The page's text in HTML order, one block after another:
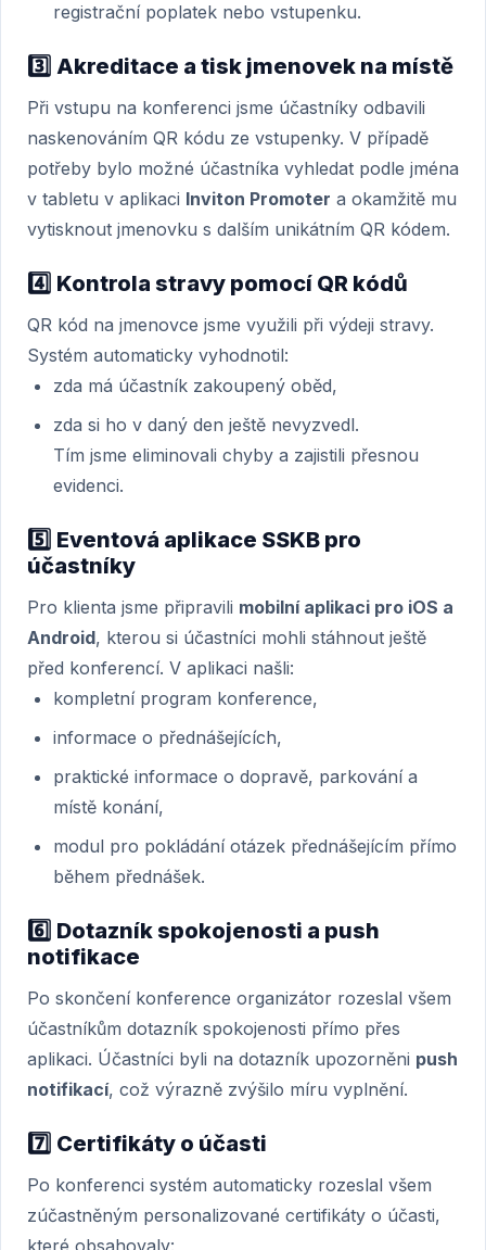
registrační poplatek nebo vstupenku.
3️⃣ Akreditace a tisk jmenovek na místě
Při vstupu na konferenci jsme účastníky odbavili
naskenováním QR kódu ze vstupenky. V případě
potřeby bylo možné účastníka vyhledat podle jména
v tabletu v aplikaci Inviton Promoter a okamžitě mu
vytisknout jmenovku s dalším unikátním QR kódem.
4️⃣ Kontrola stravy pomocí QR kódů
QR kód na jmenovce jsme využili při výdeji stravy.
Systém automaticky vyhodnotil:
zda má účastník zakoupený oběd,
zda si ho v daný den ještě nevyzvedl.
Tím jsme eliminovali chyby a zajistili přesnou
evidenci.
5️⃣ Eventová aplikace SSKB pro
účastníky
Pro klienta jsme připravili mobilní aplikaci pro iOS a
Android, kterou si účastníci mohli stáhnout ještě
před konferencí. V aplikaci našli:
kompletní program konference,
informace o přednášejících,
praktické informace o dopravě, parkování a
místě konání,
modul pro pokládání otázek přednášejícím přímo
během přednášek.
6️⃣ Dotazník spokojenosti a push
notifikace
Po skončení konference organizátor rozeslal všem
účastníkům dotazník spokojenosti přímo přes
aplikaci. Účastníci byli na dotazník upozorněni push
notifikací, což výrazně zvýšilo míru vyplnění.
7️⃣ Certifikáty o účasti
Po konferenci systém automaticky rozeslal všem
zúčastněným personalizované certifikáty o účasti,
které obsahovaly: